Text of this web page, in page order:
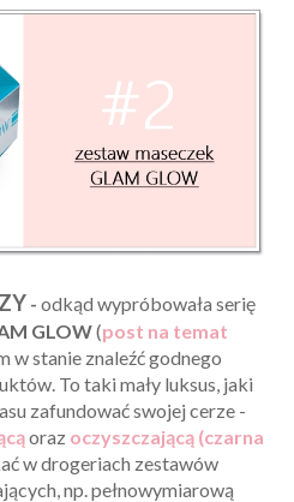
- odkąd wypróbowała serię
GLOW(post na temat
w stanie znaleźć godnego
To taki mały luksus, jaki
zafundować swojej cerze -
oraz oczyszczającą (czarna
w drogeriach zestawów
np. pełnowymiarową